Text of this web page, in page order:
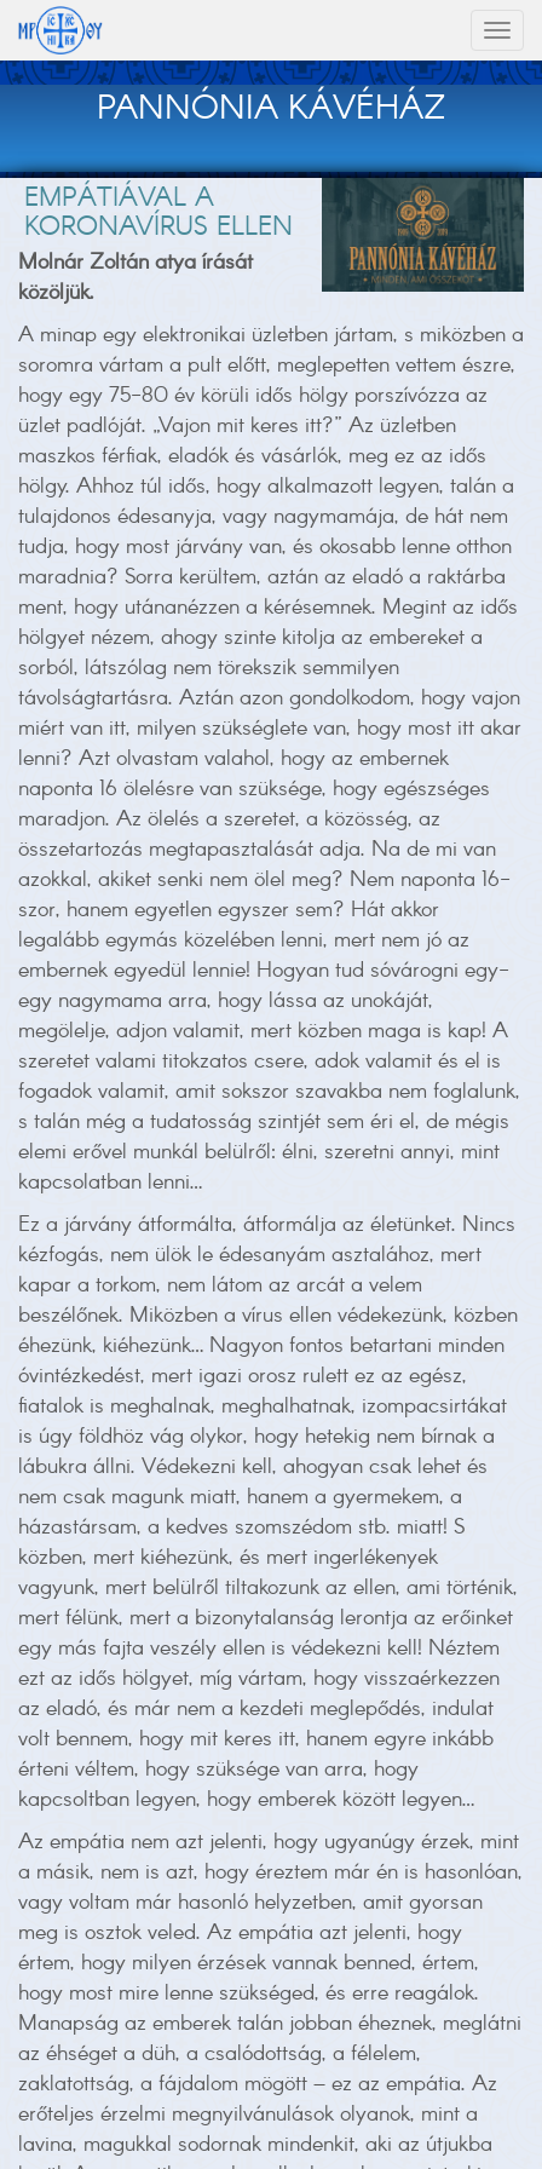
PANNÓNIA KÁVÉHÁZ
EMPÁTIÁVAL A
KORONAVÍRUS ELLEN
Molnár Zoltán atya írását
közöljük.
A minap egy elektronikai üzletben jártam, s miközben a
soromra vártam a pult előtt, meglepetten vettem észre,
hogy egy 75-80 év körüli idős hölgy porszívózza az
üzlet padlóját. „Vajon mit keres itt?” Az üzletben
maszkos férfiak, eladók és vásárlók, meg ez az idős
hölgy. Ahhoz túl idős, hogy alkalmazott legyen, talán a
tulajdonos édesanyja, vagy nagymamája, de hát nem
tudja, hogy most járvány van, és okosabb lenne otthon
maradnia? Sorra kerültem, aztán az eladó a raktárba
ment, hogy utánanézzen a kérésemnek. Megint az idős
hölgyet nézem, ahogy szinte kitolja az embereket a
sorból, látszólag nem törekszik semmilyen
távolságtartásra. Aztán azon gondolkodom, hogy vajon
miért van itt, milyen szükséglete van, hogy most itt akar
lenni? Azt olvastam valahol, hogy az embernek
naponta 16 ölelésre van szüksége, hogy egészséges
maradjon. Az ölelés a szeretet, a közösség, az
összetartozás megtapasztalását adja. Na de mi van
azokkal, akiket senki nem ölel meg? Nem naponta 16-
szor, hanem egyetlen egyszer sem? Hát akkor
legalább egymás közelében lenni, mert nem jó az
embernek egyedül lennie! Hogyan tud sóvárogni egy-
egy nagymama arra, hogy lássa az unokáját,
megölelje, adjon valamit, mert közben maga is kap! A
szeretet valami titokzatos csere, adok valamit és el is
fogadok valamit, amit sokszor szavakba nem foglalunk,
s talán még a tudatosság szintjét sem éri el, de mégis
elemi erővel munkál belülről: élni, szeretni annyi, mint
kapcsolatban lenni…
Ez a járvány átformálta, átformálja az életünket. Nincs
kézfogás, nem ülök le édesanyám asztalához, mert
kapar a torkom, nem látom az arcát a velem
beszélőnek. Miközben a vírus ellen védekezünk, közben
éhezünk, kiéhezünk… Nagyon fontos betartani minden
óvintézkedést, mert igazi orosz rulett ez az egész,
fiatalok is meghalnak, meghalhatnak, izompacsirtákat
is úgy földhöz vág olykor, hogy hetekig nem bírnak a
lábukra állni. Védekezni kell, ahogyan csak lehet és
nem csak magunk miatt, hanem a gyermekem, a
házastársam, a kedves szomszédom stb. miatt! S
közben, mert kiéhezünk, és mert ingerlékenyek
vagyunk, mert belülről tiltakozunk az ellen, ami történik,
mert félünk, mert a bizonytalanság lerontja az erőinket
egy más fajta veszély ellen is védekezni kell! Néztem
ezt az idős hölgyet, míg vártam, hogy visszaérkezzen
az eladó, és már nem a kezdeti meglepődés, indulat
volt bennem, hogy mit keres itt, hanem egyre inkább
érteni véltem, hogy szüksége van arra, hogy
kapcsoltban legyen, hogy emberek között legyen…
Az empátia nem azt jelenti, hogy ugyanúgy érzek, mint
a másik, nem is azt, hogy éreztem már én is hasonlóan,
vagy voltam már hasonló helyzetben, amit gyorsan
meg is osztok veled. Az empátia azt jelenti, hogy
értem, hogy milyen érzések vannak benned, értem,
hogy most mire lenne szükséged, és erre reagálok.
Manapság az emberek talán jobban éheznek, meglátni
az éhséget a düh, a csalódottság, a félelem,
zaklatottság, a fájdalom mögött – ez az empátia. Az
erőteljes érzelmi megnyilvánulások olyanok, mint a
lavina, magukkal sodornak mindenkit, aki az útjukba